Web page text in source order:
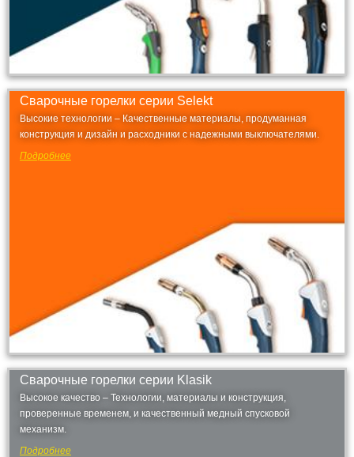
Сварочные горелки серии Selekt
Высокие технологии – Качественные материалы, продуманная
конструкция и дизайн и расходники с надежными выключателями.
Подробнее
Сварочные горелки серии Klasik
Высокое качество – Технологии, материалы и конструкция,
проверенные временем, и качественный медный спусковой
механизм.
Подробнее